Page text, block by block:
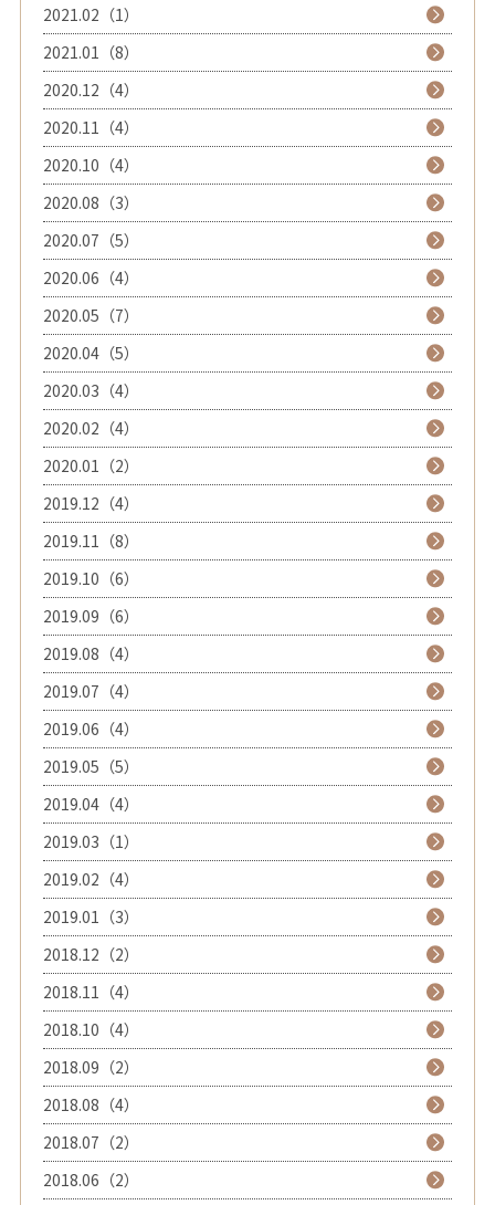
2021.02（1）
2021.01（8）
2020.12（4）
2020.11（4）
2020.10（4）
2020.08（3）
2020.07（5）
2020.06（4）
2020.05（7）
2020.04（5）
2020.03（4）
2020.02（4）
2020.01（2）
2019.12（4）
2019.11（8）
2019.10（6）
2019.09（6）
2019.08（4）
2019.07（4）
2019.06（4）
2019.05（5）
2019.04（4）
2019.03（1）
2019.02（4）
2019.01（3）
2018.12（2）
2018.11（4）
2018.10（4）
2018.09（2）
2018.08（4）
2018.07（2）
2018.06（2）